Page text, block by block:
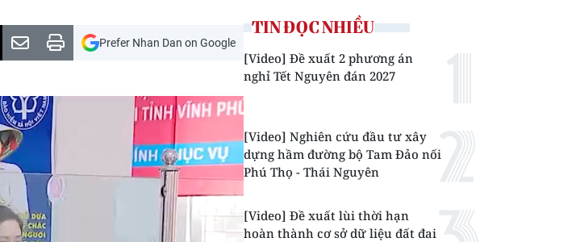
Prefer Nhan Dan on Google
TIN ĐỌC NHIỀU
[Video] Đề xuất 2 phương án
nghỉ Tết Nguyên đán 2027
[Video] Nghiên cứu đầu tư xây
dựng hầm đường bộ Tam Đảo nối
Phú Thọ - Thái Nguyên
[Video] Đề xuất lùi thời hạn
hoàn thành cơ sở dữ liệu đất đai